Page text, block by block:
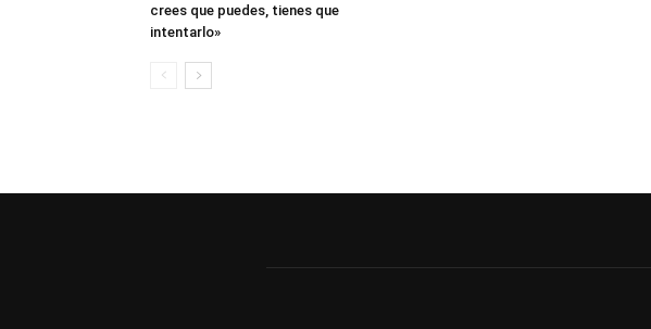
crees que puedes, tienes que
intentarlo»